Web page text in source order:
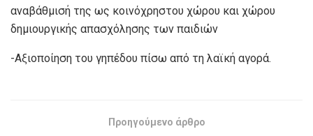
αναβάθμισή της ως κοινόχρηστου χώρου και χώρου
δημιουργικής απασχόλησης των παιδιών
-Αξιοποίηση του γηπέδου πίσω από τη λαϊκή αγορά.
Προηγούμενο άρθρο